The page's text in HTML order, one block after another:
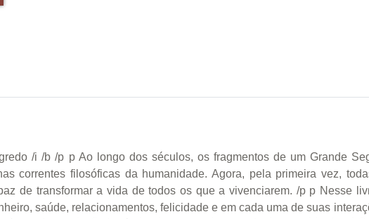
/i /b /p p Ao longo dos séculos, os fragmentos de um Grande
correntes filosóficas da humanidade. Agora, pela primeira vez,
de transformar a vida de todos os que a vivenciarem. /p p Nesse
saúde, relacionamentos, felicidade e em cada uma de suas